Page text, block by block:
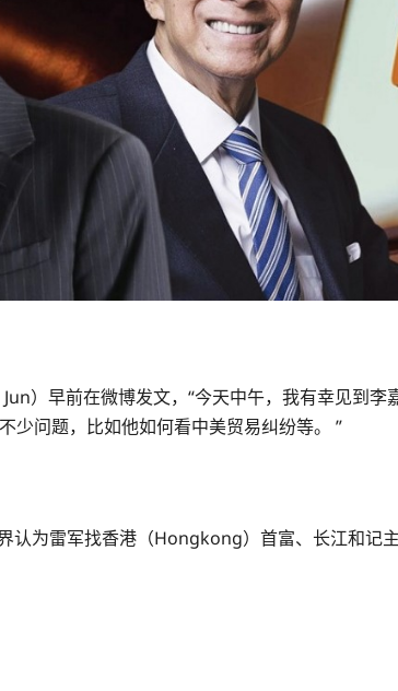
）早前在微博发文，“今天中午，我有幸见到
少问题，比如他如何看中美贸易纠纷等。 ”
为雷军找香港（Hongkong）首富、长江和记